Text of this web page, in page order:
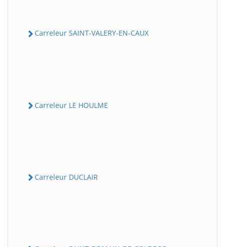
Carreleur SAINT-VALERY-EN-CAUX
Carreleur LE HOULME
Carreleur DUCLAIR